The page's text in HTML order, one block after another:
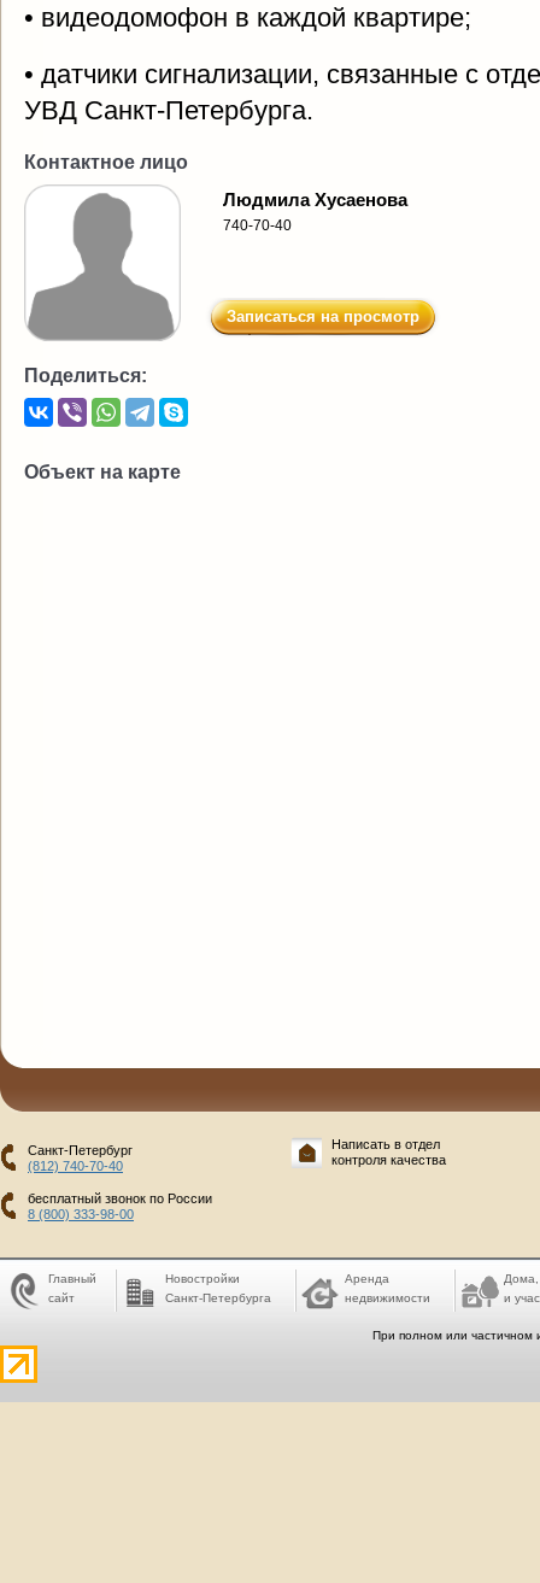
• видеодомофон в каждой квартире;
• датчики сигнализации, связанные с
УВД Санкт-Петербурга.
Контактное лицо
Людмила Хусаенова
740-70-40
Записаться на просмотр
Поделиться:
Объект на карте
Санкт-Петербург
(812) 740-70-40
бесплатный звонок по России
8 (800) 333-98-00
Написать в отдел
контроля качества
Главный
сайт
Новостройки
Санкт-Петербурга
Аренда
недвижимости
Дома,
и
При полном или частичном